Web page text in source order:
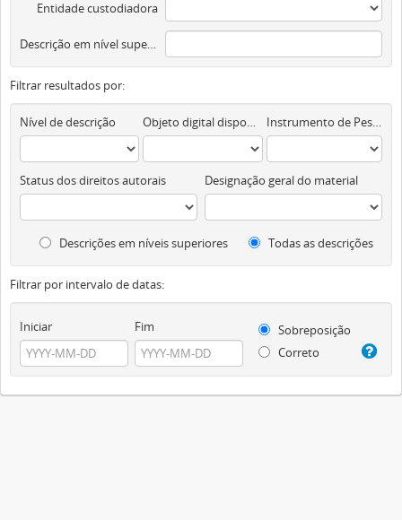
Entidade custodiadora
Descrição em nível superior
Filtrar resultados por:
Nível de descrição Objeto digital disponível Instrumento de Pesquisa
Status dos direitos autorais Designação geral do material
Descrições em níveis superiores Todas as descrições
Filtrar por intervalo de datas:
Iniciar Fim
Sobreposição
Correto